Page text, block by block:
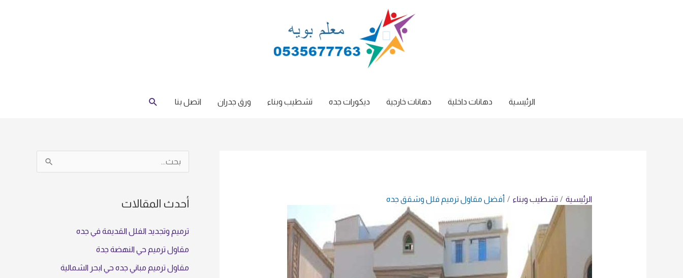
الرئيسية دهانات داخلية دهانات خارجية ديكورات جده تشطيب وبناء ورق جدران اتصل بنا البحث
الرئيسية تشطيب وبناء أفضل مقاول ترميم فلل وشقق جده
ب
ث
أحدث المقالات
ترميم وتجديد الفلل القديمة في جده
مقاول ترميم حي النهضة جدة
مقاول ترميم مباني جده حي ابحر الشمالية